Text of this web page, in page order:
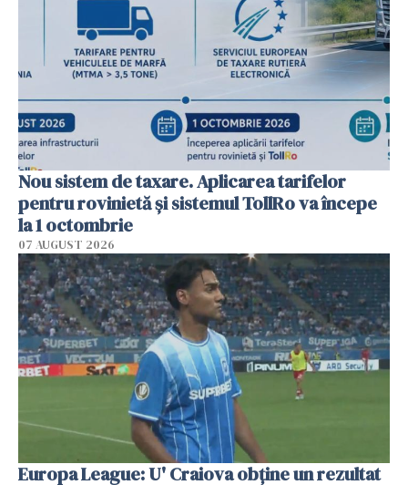
Nou sistem de taxare. Aplicarea tarifelor
pentru rovinietă şi sistemul TollRo va începe
la 1 octombrie
07 AUGUST 2026
Europa League: U' Craiova obține un rezultat